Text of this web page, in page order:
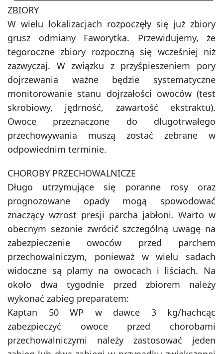
ZBIORY
W wielu lokalizacjach rozpoczęły się już zbiory
grusz odmiany Faworytka. Przewidujemy, że
tegoroczne zbiory rozpoczną się wcześniej niż
zazwyczaj. W związku z przyśpieszeniem pory
dojrzewania ważne będzie systematyczne
monitorowanie stanu dojrzałości owoców (test
skrobiowy, jędrność, zawartość ekstraktu).
Owoce przeznaczone do długotrwałego
przechowywania muszą zostać zebrane w
odpowiednim terminie.
CHOROBY PRZECHOWALNICZE
Długo utrzymujące się poranne rosy oraz
prognozowane opady mogą spowodować
znaczący wzrost presji parcha jabłoni. Warto w
obecnym sezonie zwrócić szczególną uwagę na
zabezpieczenie owoców przed parchem
przechowalniczym, ponieważ w wielu sadach
widoczne są plamy na owocach i liściach. Na
około dwa tygodnie przed zbiorem należy
wykonać zabieg preparatem:
Kaptan 50 WP w dawce 3 kg/hachcąc
zabezpieczyć owoce przed chorobami
przechowalniczymi należy zastosować jeden